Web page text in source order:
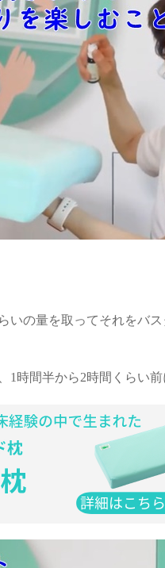
いの量を取ってそれをバ
1時間半から2時間くらい